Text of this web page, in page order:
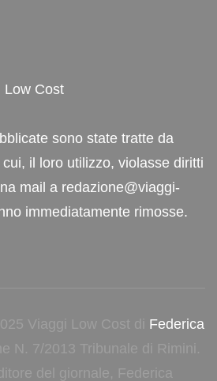
Low Cost
sono state tratte da
il loro utilizzo, violasse diritti
mail a redazione@viaggi-
immediatamente rimosse.
Viaggi Low Cost di Federica
N. 7/2013 Tribunale di Rimini.
del giornale, Federica